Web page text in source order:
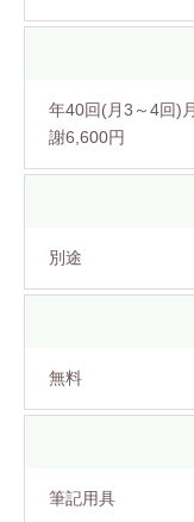
年40回(月3～4回)
謝6,600円
別途
無料
筆記用具